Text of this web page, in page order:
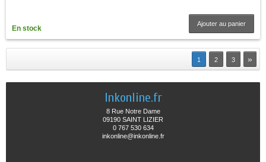
En stock
Ajouter au panier
1 2 3 »
Inkonline.fr
8 Rue Notre Dame
09190 SAINT LIZIER
0 767 530 634
inkonline@inkonline.fr